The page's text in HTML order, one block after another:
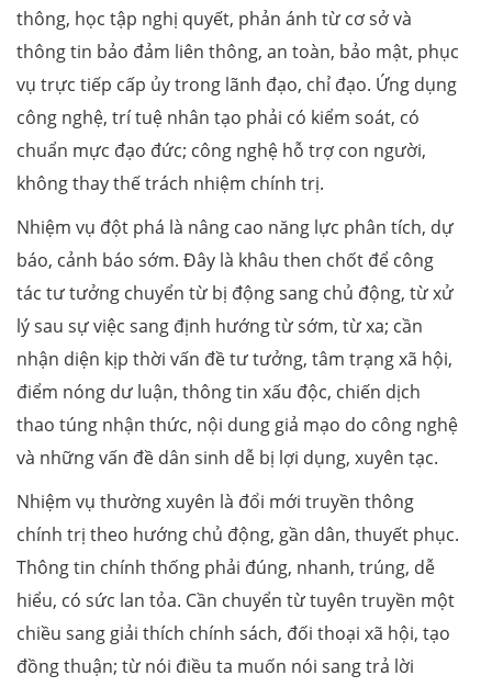
thông, học tập nghị quyết, phản ánh từ cơ sở và
thông tin bảo đảm liên thông, an toàn, bảo mật, phục
vụ trực tiếp cấp ủy trong lãnh đạo, chỉ đạo. Ứng dụng
công nghệ, trí tuệ nhân tạo phải có kiểm soát, có
chuẩn mực đạo đức; công nghệ hỗ trợ con người,
không thay thế trách nhiệm chính trị.
Nhiệm vụ đột phá là nâng cao năng lực phân tích, dự
báo, cảnh báo sớm. Đây là khâu then chốt để công
tác tư tưởng chuyển từ bị động sang chủ động, từ xử
lý sau sự việc sang định hướng từ sớm, từ xa; cần
nhận diện kịp thời vấn đề tư tưởng, tâm trạng xã hội,
điểm nóng dư luận, thông tin xấu độc, chiến dịch
thao túng nhận thức, nội dung giả mạo do công nghệ
và những vấn đề dân sinh dễ bị lợi dụng, xuyên tạc.
Nhiệm vụ thường xuyên là đổi mới truyền thông
chính trị theo hướng chủ động, gần dân, thuyết phục.
Thông tin chính thống phải đúng, nhanh, trúng, dễ
hiểu, có sức lan tỏa. Cần chuyển từ tuyên truyền một
chiều sang giải thích chính sách, đối thoại xã hội, tạo
đồng thuận; từ nói điều ta muốn nói sang trả lời